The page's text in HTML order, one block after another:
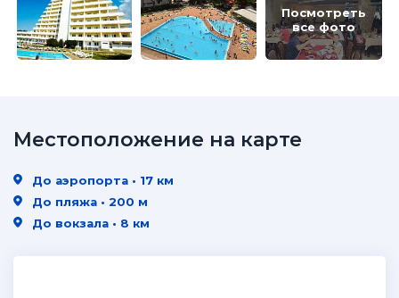
Посмотреть
все фото
Местоположение на карте
До аэропорта • 17 км
До пляжа • 200 м
До вокзала • 8 км